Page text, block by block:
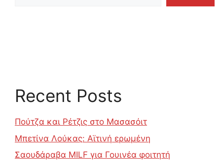
Recent Posts
Πούτζα και Ρέτζις στο Μασασόιτ
Μπετίνα Λούκας: Αϊτινή ερωμένη
Σαουδάραβα MILF για Γουινέα φοιτητή